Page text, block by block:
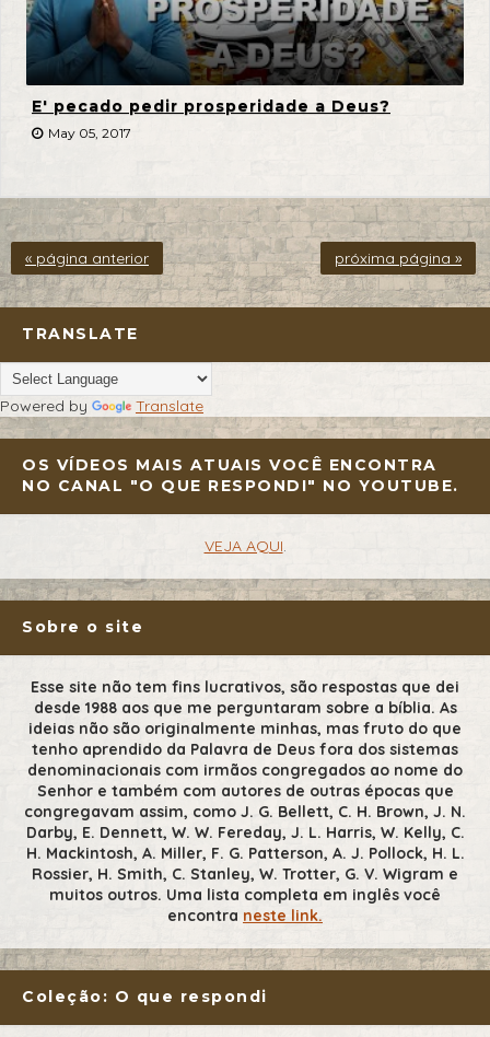
E' pecado pedir prosperidade a Deus?
May 05, 2017
« página anterior próxima página »
TRANSLATE
Powered by Translate
OS VÍDEOS MAIS ATUAIS VOCÊ ENCONTRA
NO CANAL "O QUE RESPONDI" NO YOUTUBE.
VEJA AQUI.
Sobre o site
Esse site não tem fins lucrativos, são respostas que dei
desde 1988 aos que me perguntaram sobre a bíblia. As
ideias não são originalmente minhas, mas fruto do que
tenho aprendido da Palavra de Deus fora dos sistemas
denominacionais com irmãos congregados ao nome do
Senhor e também com autores de outras épocas que
congregavam assim, como J. G. Bellett, C. H. Brown, J. N.
Darby, E. Dennett, W. W. Fereday, J. L. Harris, W. Kelly, C.
H. Mackintosh, A. Miller, F. G. Patterson, A. J. Pollock, H. L.
Rossier, H. Smith, C. Stanley, W. Trotter, G. V. Wigram e
muitos outros. Uma lista completa em inglês você
encontra neste link.
Coleção: O que respondi